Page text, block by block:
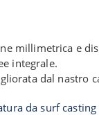
millimetrica e
integrale.
dal nastro
da surf casting